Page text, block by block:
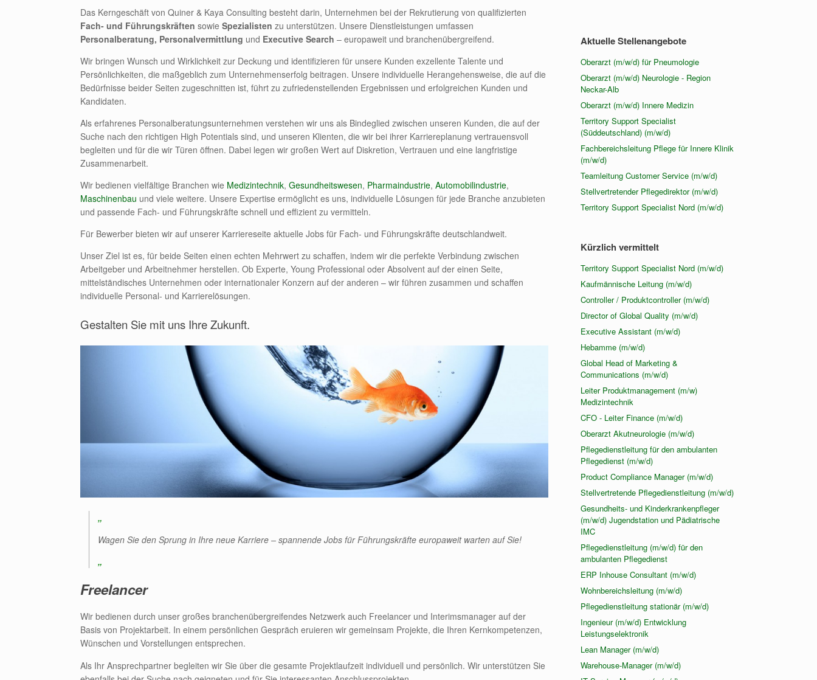
Das Kerngeschäft von Quiner & Kaya Consulting besteht darin, Unternehmen bei der Rekrutierung von qualifizierten
Fach- und Führungskräften sowie Spezialisten zu unterstützen. Unsere Dienstleistungen umfassen
Personalberatung, Personalvermittlung und Executive Search – europaweit und branchenübergreifend.
Wir bringen Wunsch und Wirklichkeit zur Deckung und identifizieren für unsere Kunden exzellente Talente und
Persönlichkeiten, die maßgeblich zum Unternehmenserfolg beitragen. Unsere individuelle Herangehensweise, die auf die
Bedürfnisse beider Seiten zugeschnitten ist, führt zu zufriedenstellenden Ergebnissen und erfolgreichen Kunden und
Kandidaten.
Als erfahrenes Personalberatungsunternehmen verstehen wir uns als Bindeglied zwischen unseren Kunden, die auf der
Suche nach den richtigen High Potentials sind, und unseren Klienten, die wir bei ihrer Karriereplanung vertrauensvoll
begleiten und für die wir Türen öffnen. Dabei legen wir großen Wert auf Diskretion, Vertrauen und eine langfristige
Zusammenarbeit.
Wir bedienen vielfältige Branchen wie Medizintechnik, Gesundheitswesen, Pharmaindustrie, Automobilindustrie,
Maschinenbau und viele weitere. Unsere Expertise ermöglicht es uns, individuelle Lösungen für jede Branche anzubieten
und passende Fach- und Führungskräfte schnell und effizient zu vermitteln.
Für Bewerber bieten wir auf unserer Karriereseite aktuelle Jobs für Fach- und Führungskräfte deutschlandweit.
Unser Ziel ist es, für beide Seiten einen echten Mehrwert zu schaffen, indem wir die perfekte Verbindung zwischen
Arbeitgeber und Arbeitnehmer herstellen. Ob Experte, Young Professional oder Absolvent auf der einen Seite,
mittelständisches Unternehmen oder internationaler Konzern auf der anderen – wir führen zusammen und schaffen
individuelle Personal- und Karrierelösungen.
Gestalten Sie mit uns Ihre Zukunft.
„
Wagen Sie den Sprung in Ihre neue Karriere – spannende Jobs für Führungskräfte europaweit warten auf Sie!
„
Freelancer
Wir bedienen durch unser großes branchenübergreifendes Netzwerk auch Freelancer und Interimsmanager auf der
Basis von Projektarbeit. In einem persönlichen Gespräch eruieren wir gemeinsam Projekte, die Ihren Kernkompetenzen,
Wünschen und Vorstellungen entsprechen.
Als Ihr Ansprechpartner begleiten wir Sie über die gesamte Projektlaufzeit individuell und persönlich. Wir unterstützen Sie
Aktuelle Stellenangebote
Oberarzt (m/w/d) für Pneumologie
Oberarzt (m/w/d) Neurologie - Region
Neckar-Alb
Oberarzt (m/w/d) Innere Medizin
Territory Support Specialist
(Süddeutschland) (m/w/d)
Fachbereichsleitung Pflege für Innere Klinik
(m/w/d)
Teamleitung Customer Service (m/w/d)
Stellvertretender Pflegedirektor (m/w/d)
Territory Support Specialist Nord (m/w/d)
Kürzlich vermittelt
Territory Support Specialist Nord (m/w/d)
Kaufmännische Leitung (m/w/d)
Controller / Produktcontroller (m/w/d)
Director of Global Quality (m/w/d)
Executive Assistant (m/w/d)
Hebamme (m/w/d)
Global Head of Marketing &
Communications (m/w/d)
Leiter Produktmanagement (m/w)
Medizintechnik
CFO - Leiter Finance (m/w/d)
Oberarzt Akutneurologie (m/w/d)
Pflegedienstleitung für den ambulanten
Pflegedienst (m/w/d)
Product Compliance Manager (m/w/d)
Stellvertretende Pflegedienstleitung (m/w/d)
Gesundheits- und Kinderkrankenpfleger
(m/w/d) Jugendstation und Pädiatrische
IMC
Pflegedienstleitung (m/w/d) für den
ambulanten Pflegedienst
ERP Inhouse Consultant (m/w/d)
Wohnbereichsleitung (m/w/d)
Pflegedienstleitung stationär (m/w/d)
Ingenieur (m/w/d) Entwicklung
Leistungselektronik
Lean Manager (m/w/d)
Warehouse-Manager (m/w/d)